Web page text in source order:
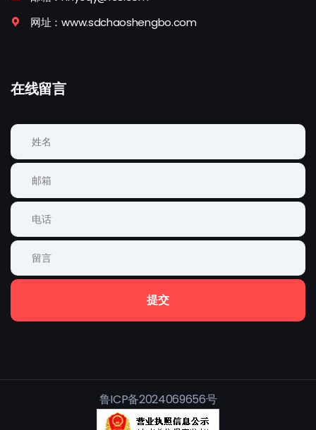
网址：www.sdchaoshengbo.com
在线留言
提交
鲁ICP备2024069656号